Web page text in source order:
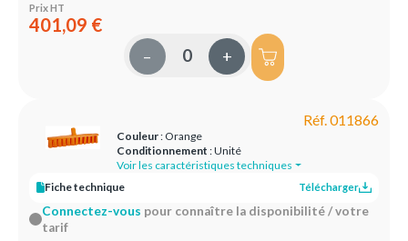
Prix HT
401,09 €
– +
Réf. 011866
Couleur: Orange
Conditionnement : Unité
Voir les caractéristiques techniques
Fiche technique
Télécharger
Connectez-vous pour connaître la disponibilité / votre
tarif